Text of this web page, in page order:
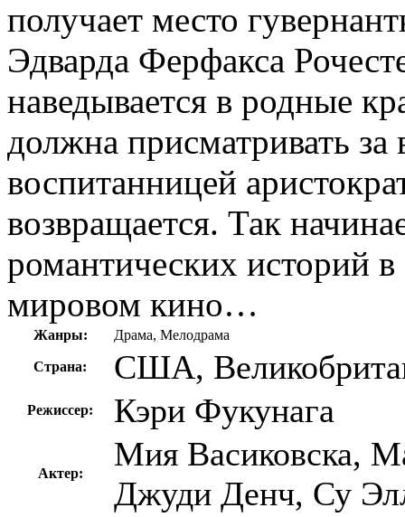
получает место
Эдварда Ферфакса
наведывается в родные
должна присматривать
воспитанницей
возвращается. Так
романтических историй в
мировом кино…
Жанры: Драма, Мелодрама
Страна: США,
Режиссер: Кэри Фукунага
Актер:
Мия Васиковска,
Джуди Денч, Су